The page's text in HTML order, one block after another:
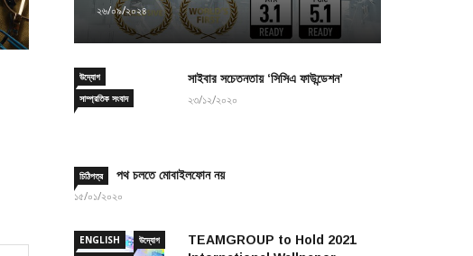
২৬/০৯/২০২৪
উদ্যোগ
সাম্প্রতিক সংবাদ
সাইবার সচেতনতায় ‘সিসিএ ফাউন্ডেশন’
২৩/১২/২০২০
চিঠিপত্র পথ চলতে মোবাইলফোন নয়
১৫/০১/২০২০
ENGLISH
উদ্যোগ
TEAMGROUP to Hold 2021